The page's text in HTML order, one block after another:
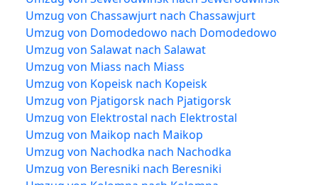
Umzug von Chassawjurt nach Chassawjurt
Umzug von Domodedowo nach Domodedowo
Umzug von Salawat nach Salawat
Umzug von Miass nach Miass
Umzug von Kopeisk nach Kopeisk
Umzug von Pjatigorsk nach Pjatigorsk
Umzug von Elektrostal nach Elektrostal
Umzug von Maikop nach Maikop
Umzug von Nachodka nach Nachodka
Umzug von Beresniki nach Beresniki